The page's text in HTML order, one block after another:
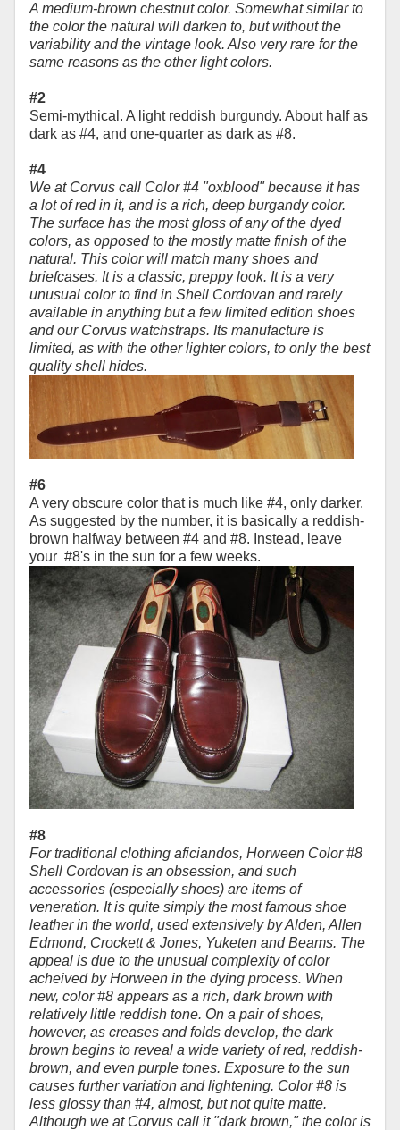
A medium-brown chestnut color. Somewhat similar to
the color the natural will darken to, but without the
variability and the vintage look. Also very rare for the
same reasons as the other light colors.
#2
Semi-mythical. A light reddish burgundy. About half as
dark as #4, and one-quarter as dark as #8.
#4
We at Corvus call Color #4 "oxblood" because it has
a lot of red in it, and is a rich, deep burgandy color.
The surface has the most gloss of any of the dyed
colors, as opposed to the mostly matte finish of the
natural. This color will match many shoes and
briefcases. It is a classic, preppy look. It is a very
unusual color to find in Shell Cordovan and rarely
available in anything but a few limited edition shoes
and our Corvus watchstraps. Its manufacture is
limited, as with the other lighter colors, to only the best
quality shell hides.
#6
A very obscure color that is much like #4, only darker.
As suggested by the number, it is basically a reddish-
brown halfway between #4 and #8. Instead, leave
your #8's in the sun for a few weeks.
#8
For traditional clothing aficiandos, Horween Color #8
Shell Cordovan is an obsession, and such
accessories (especially shoes) are items of
veneration. It is quite simply the most famous shoe
leather in the world, used extensively by Alden, Allen
Edmond, Crockett & Jones, Yuketen and Beams. The
appeal is due to the unusual complexity of color
acheived by Horween in the dying process. When
new, color #8 appears as a rich, dark brown with
relatively little reddish tone. On a pair of shoes,
however, as creases and folds develop, the dark
brown begins to reveal a wide variety of red, reddish-
brown, and even purple tones. Exposure to the sun
causes further variation and lightening. Color #8 is
less glossy than #4, almost, but not quite matte.
Although we at Corvus call it "dark brown," the color is